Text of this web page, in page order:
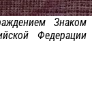
Знаком
Федерации